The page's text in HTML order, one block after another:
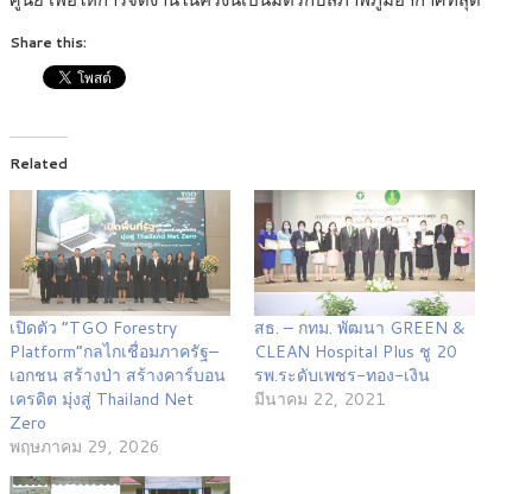
Share this:
Related
เปิดตัว “TGO Forestry
Platform”กลไกเชื่อมภาครัฐ–
เอกชน สร้างป่า สร้างคาร์บอน
เครดิต มุ่งสู่ Thailand Net
Zero
พฤษภาคม 29, 2026
สธ. – กทม. พัฒนา GREEN &
CLEAN Hospital Plus ชู 20
รพ.ระดับเพชร-ทอง-เงิน
มีนาคม 22, 2021